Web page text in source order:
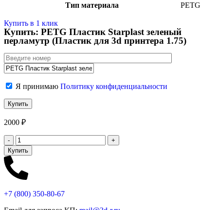
Тип материала PETG
Купить в 1 клик
Купить: PETG Пластик Starplast зеленый
перламутр (Пластик для 3d принтера 1.75)
Я принимаю Политику конфиденциальности
2000 ₽
Купить
+7 (800) 350-80-67